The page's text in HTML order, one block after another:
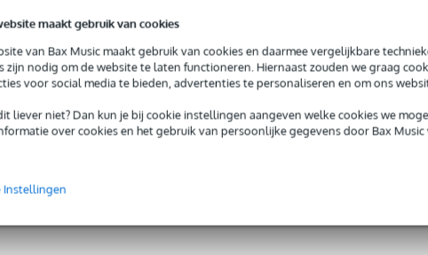
maakt gebruik van cookies
van Bax Music maakt gebruik van cookies en daarmee vergelijkbare
zijn nodig om de website te laten functioneren. Hiernaast zouden we graag
voor social media te bieden, advertenties te personaliseren en om ons
liever niet? Dan kun je bij cookie instellingen aangeven welke cookies we
over cookies en het gebruik van persoonlijke gegevens door Bax Music
Instellingen
compacte inbouw speaker van slechts 5 cm doorsnee die zich
of systeemplafonds. Dankzij het witte RAL 9010 front past deze
of hotel tot thuisgebruik. De speciale montagebeugel maakt integratie
eenvoudig. Met zijn UV- en vochtbestendige constructie en
tegen stevigere omstandigheden, terwijl het metalen korf en de
duurzame installatie. Deze speaker levert een solide vermogen van
bestrijkt frequenties van 150 tot 20.000 Hz — ideaal voor
in een 100V installatie? Met een optionele transformator is dat zo